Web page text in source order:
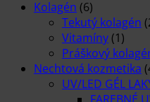
Kolagén (6)
Tekutý kolagén
Vitamíny (1)
Práškový
Nechtová kozmetika
UV/LED GÉL